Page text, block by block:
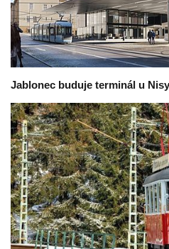
Jablonec buduje terminál u